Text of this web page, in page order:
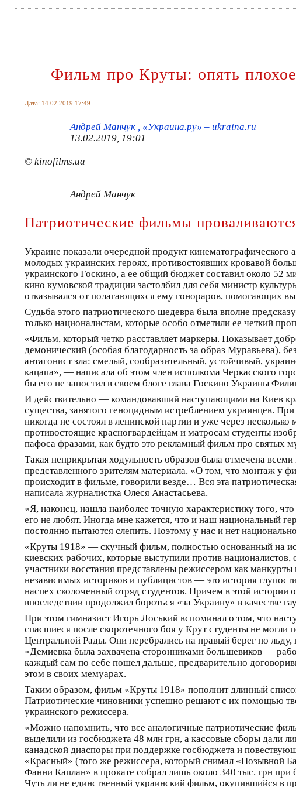
Фильм про Круты: опять
Дата: 14.02.2019 17:49
Андрей Манчук , «Украина.ру» – ukraina.ru
13.02.2019, 19:01
© kinofilms.ua
Андрей Манчук
Патриотические фильмы
Украине показали очередной продукт
молодых украинских героях, противостоявших кровавой
украинского Госкино, а ее общий бюджет составил около 52
кино кумовской традиции застолбил для себя министр
отказывался от полагающихся ему гонораров, помогающих
Судьба этого патриотического шедевра была вполне
только националистам, которые особо отметили ее четкий
«Фильм, который четко расставляет маркеры. Показывает
демонический (особая благодарность за образ Муравьева),
антагонист зла: смелый, сообразительный, устойчивый,
кацапа», — написала об этом член исполкома Черкасского
бы его не запостил в своем блоге глава Госкино Украины
И действительно — командовавший наступающими на Киев
существа, занятого геноцидным истреблением украинцев.
никогда не состоял в ленинской партии и уже через
противостоящие красногвардейцам и матросам студенты
пафоса фразами, как будто это рекламный фильм про святых
Такая неприкрытая ходульность образов была отмечена
представленного зрителям материала. «О том, что монтаж у
происходит в фильме, говорили везде… Вся эта
написала журналистка Олеся Анастасьева.
«Я, наконец, нашла наиболее точную характеристику того,
его не любят. Иногда мне кажется, что и наш национальный
постоянно пытаются слепить. Поэтому у нас и нет
«Круты 1918» — скучный фильм, полностью основанный на
киевских рабочих, которые выступили против
участники восстания представлены режиссером как
независимых историков и публицистов — это история
наспех сколоченный отряд студентов. Причем в этой
впоследствии продолжил бороться «за Украину» в качестве
При этом гимназист Игорь Лоський вспоминал о том, что
спасшиеся после скоротечного боя у Крут студенты не
Центральной Рады. Они перебрались на правый берег по
«Демиевка была захвачена сторонниками большевиков —
каждый сам по себе пошел дальше, предварительно
этом в своих мемуарах.
Таким образом, фильм «Круты 1918» пополнит длинный
Патриотические чиновники успешно решают с их помощью
украинского режиссера.
«Можно напомнить, что все аналогичные патриотические
выделили из госбюджета 48 млн грн, а кассовые сборы дали
канадской диаспоры при поддержке госбюджета и
«Красный» (того же режиссера, который снимал «Позывной
Фанни Каплан» в прокате собрал лишь около 340 тыс. грн
Чуть ли не единственный украинский фильм, окупившийся в